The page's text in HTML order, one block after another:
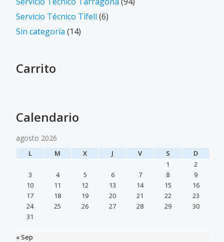
Servicio Técnico Tifell (6)
Sin categoría (14)
Carrito
Calendario
agosto 2026
L M X J V S
D
1
2
3
4 5 6 7 8
9
10
11 12 13 14 15
16
17
18 19 20 21 22
23
24
25 26 27 28 29
30
31
« Sep